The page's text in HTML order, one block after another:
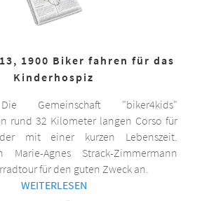
1900 Biker fahren für das
Kinderhospiz
Gemeinschaft "biker4kids"
rund 32 Kilometer langen Corso für
mit einer kurzen Lebenszeit.
Marie-Agnes Strack-Zimmermann
für den guten Zweck an.
WEITERLESEN